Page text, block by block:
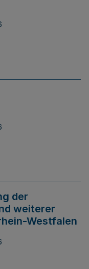
der
weiterer
Westfalen